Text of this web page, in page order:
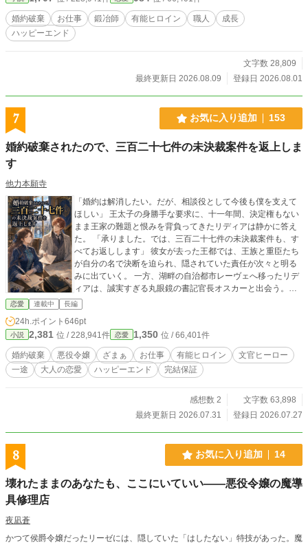
婚約破棄 お仕事 鍛冶師 有能ヒロイン 職人
成長
ハッピーエンド
文字数 28,809
最終更新日 2026.08.09
登録日 2026.08.01
7 お気に入り追加 153
婚約破棄されたので、三百二十七件の未決裁案件を返上しま
す
他力本願寺
「婚約は解消したい。だが、相談役として今後も僕を支えて
ほしい」 王太子の身勝手な要求に、十一年間、決定権もない
まま王家の難題と恨みを背負ってきたリディアは静かに答え
た。 「承りました。では、三百二十七件の未決裁案件も、す
べてお返しします」 彼女が去った王都では、王族と重臣たち
が自分の名で決断を迫られ、隠されていた責任が次々と明る
みに出ていく。 一方、湖畔の自治都市レーヴェへ移ったリデ
ィアは、誠実すぎる丸眼鏡の書記官長オスカーと出会う。彼
は彼女の働きを当然と思わず、仕事の範囲も報酬も休む日
も、必ず本人に選ばせてくれた。 「役に立てない日も、あな
たと食事がしたい」 少しずつ自分の人生を取り戻すリディ
ア。だが、彼女の名を無断で使った立ち退き計画が、三村二
百十八世帯の暮らしを奪おうとしていた。 静かなざまぁ、お
仕事、じれじれの大人恋愛。誰かの代わりに嫌われることを
やめた元悪役令嬢が、最後は自分の望む相手と未来を選ぶ、
た。王家から押しつけられた三百二十七件は、すべてお返し
します～「灰色の悪役令嬢」は湖畔の書記官に大切にされる
恋愛 連載中 長編
24h.ポイント 646pt
小説 2,381 位 / 228,941件 恋愛 1,350 位 / 66,401件
婚約破棄 悪役令嬢 ざまぁ お仕事 有能ヒロイン
文官ヒーロー
一途
大人の恋愛 ハッピーエンド 完結保証
感想数 2
文字数 63,898
最終更新日 2026.07.31
登録日 2026.07.27
8 お気に入り追加 14
壊れたままのあなたも、ここにいていい――悪役令嬢の魔導
具修理店
夜凪蒼
かつて侯爵令嬢だったリーゼには、隠していた「はしたない」特技があった。魔